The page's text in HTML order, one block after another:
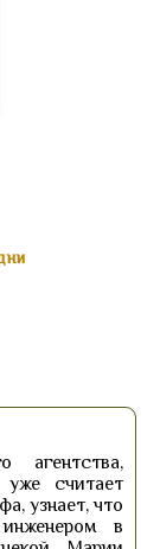
агентства,
считает
узнает, что
в